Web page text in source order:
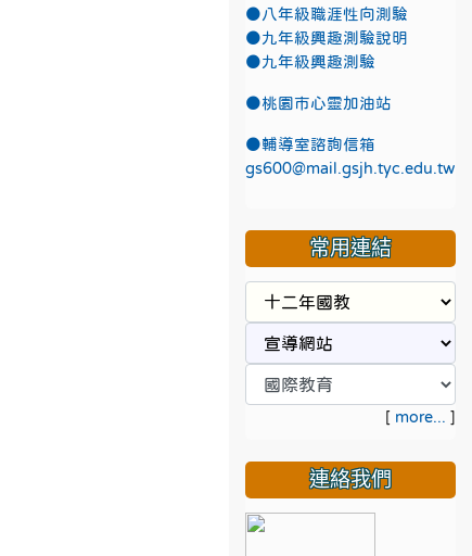
●八年級職涯性向測驗
●九年級興趣測驗說明
●九年級興趣測驗
●桃園市心靈加油站
●輔導室諮詢信箱
gs600@mail.gsjh.tyc.edu.tw
常用連結
[ more... ]
連絡我們